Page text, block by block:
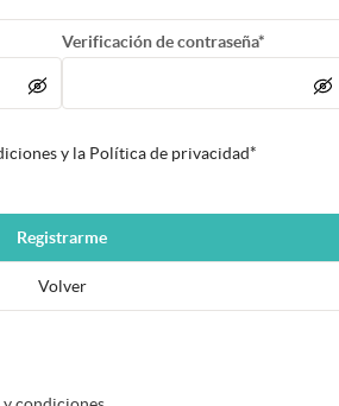
Verificación de contraseña*
y la Política de privacidad*
Registrarme
Volver